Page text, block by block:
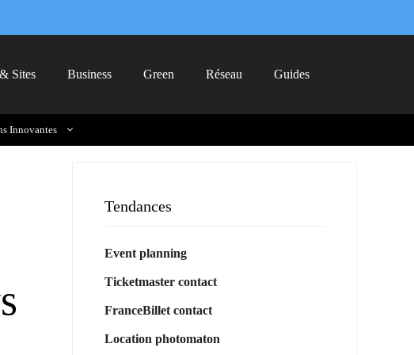
Sites Business Green Réseau Guides
Innovantes
Tendances
Event planning
Ticketmaster contact
FranceBillet contact
Location photomaton